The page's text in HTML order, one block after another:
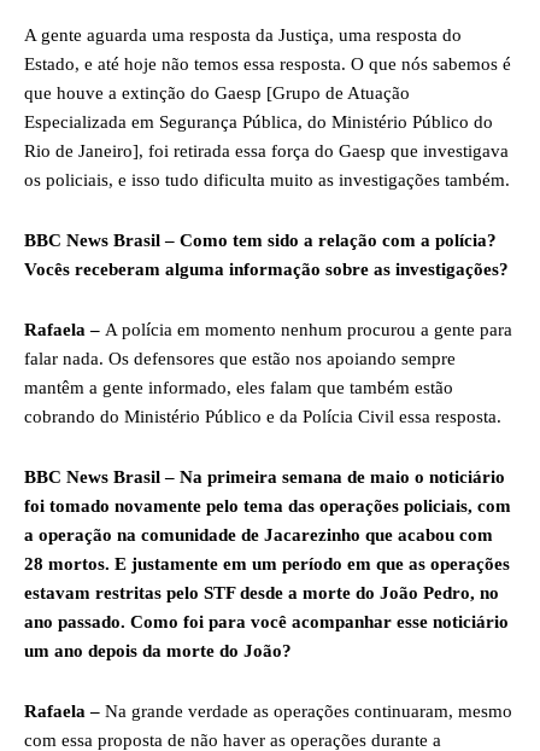
A gente aguarda uma resposta da Justiça, uma resposta do
Estado, e até hoje não temos essa resposta. O que nós sabemos é
que houve a extinção do Gaesp [Grupo de Atuação
Especializada em Segurança Pública, do Ministério Público do
Rio de Janeiro], foi retirada essa força do Gaesp que investigava
os policiais, e isso tudo dificulta muito as investigações também.
BBC News Brasil – Como tem sido a relação com a polícia?
Vocês receberam alguma informação sobre as investigações?
Rafaela – A polícia em momento nenhum procurou a gente para
falar nada. Os defensores que estão nos apoiando sempre
mantêm a gente informado, eles falam que também estão
cobrando do Ministério Público e da Polícia Civil essa resposta.
BBC News Brasil – Na primeira semana de maio o noticiário
foi tomado novamente pelo tema das operações policiais, com
a operação na comunidade de Jacarezinho que acabou com
28 mortos. E justamente em um período em que as operações
estavam restritas pelo STF desde a morte do João Pedro, no
ano passado. Como foi para você acompanhar esse noticiário
um ano depois da morte do João?
Rafaela – Na grande verdade as operações continuaram, mesmo
com essa proposta de não haver as operações durante a